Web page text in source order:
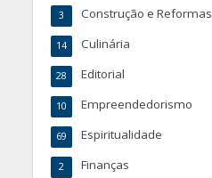
Construção e Reformas
3
Culinária
14
Editorial
28
Empreendedorismo
10
Espiritualidade
69
Finanças
2